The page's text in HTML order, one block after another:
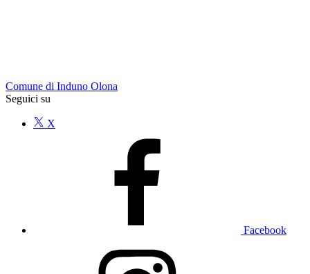
Comune di Induno Olona
Seguici su
X
Facebook